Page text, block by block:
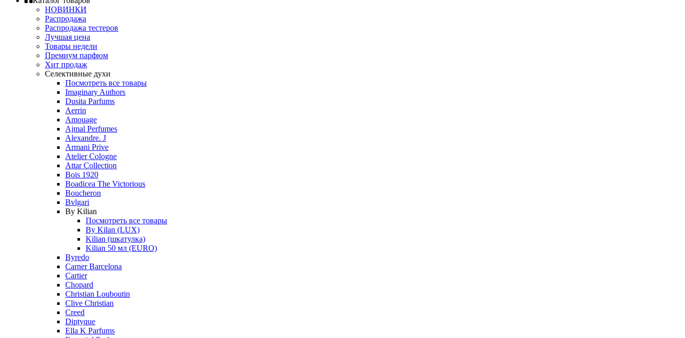
НОВИНКИ
Распродажа
Распродажа тестеров
Лучшая цена
Товары недели
Премиум парфюм
Хит продаж
Селективные духи
Посмотреть все товары
Imaginary Authors
Dusita Parfums
Aerrin
Amouage
Ajmal Perfumes
Alexandre. J
Armani Prive
Atelier Cologne
Attar Collection
Bois 1920
Boadicea The Victorious
Boucheron
Bvlgari
By Kilian
Посмотреть все товары
By Kilan (LUX)
Kilian (шкатулка)
Kilian 50 мл (EURO)
Byredo
Carner Barcelona
Cartier
Chopard
Christian Louboutin
Clive Christian
Creed
Diptyque
Ella K Parfums